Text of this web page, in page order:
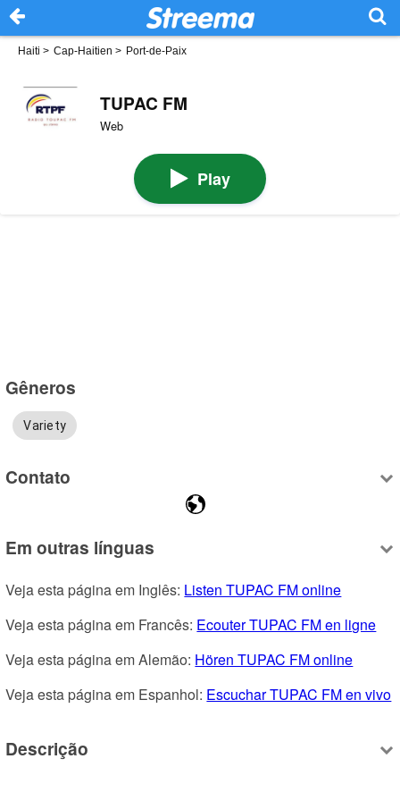
Haiti > Cap-Haitien > Port-de-Paix
TUPAC FM
Web
Play
Gêneros
Variety
Contato
Em outras línguas
Veja esta página em Inglês: Listen TUPAC FM online
Veja esta página em Francês: Ecouter TUPAC FM en ligne
Veja esta página em Alemão: Hören TUPAC FM online
Veja esta página em Espanhol: Escuchar TUPAC FM en vivo
Descrição